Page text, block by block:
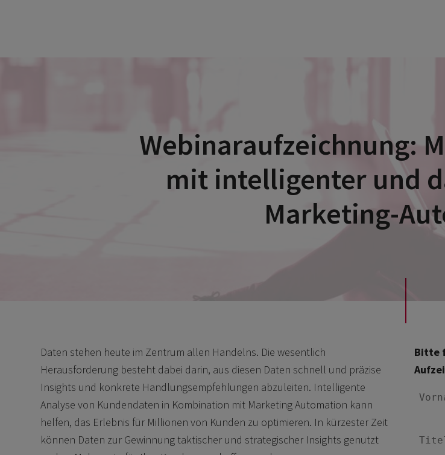
Webinaraufzeichnung:
mit intelligenter und
Marketing-
Daten stehen heute im Zentrum allen Handelns. Die wesentlich
Herausforderung besteht dabei darin, aus diesen Daten schnell und präzise
Insights und konkrete Handlungsempfehlungen abzuleiten. Intelligente
Analyse von Kundendaten in Kombination mit Marketing Automation kann
helfen, das Erlebnis für Millionen von Kunden zu optimieren. In kürzester Zeit
können Daten zur Gewinnung taktischer und strategischer Insights genutzt
Bitte